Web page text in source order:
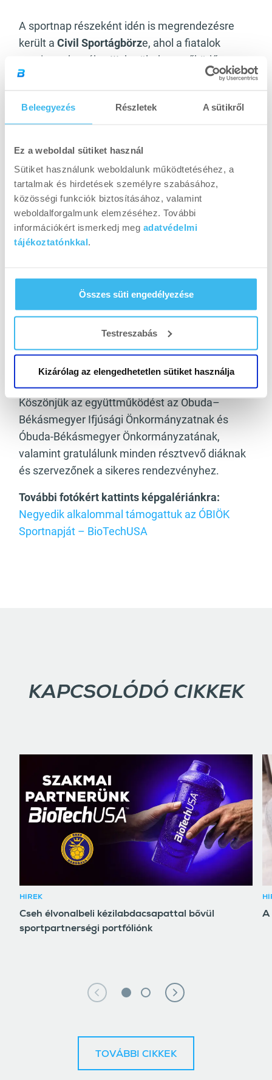
Beleegyezés Részletek A sütikről
Ez a weboldal sütiket használ
Sütiket használunk weboldalunk működtetéséhez, a
tartalmak és hirdetések személyre szabásához,
közösségi funkciók biztosításához, valamint
weboldalforgalmunk elemzéséhez. További
információkért ismerkedj meg adatvédelmi
tájékoztatónkkal.
Összes süti engedélyezése
Testreszabás
Kizárólag az elengedhetetlen sütiket használja
A sportnap részeként idén is megrendezésre
került a Civil Sportágbörze, ahol a fiatalok
megismerhették a III. kerületben működő sport-
és egészségmegőrző szervezetek
mozgásformákat próbálhattak ki. A
kezdeményezés fontos célja, hogy minél több
fiatal találja meg a számára megfelelő
életmódot folytasson.
Óbudán működő vállalatként kiemelten fontos
számunkra a helyi közösségek támogatása.
Hiszünk abban, hogy a rendszeres mozgás, az
fiatal generáció fejlődésében. Büszkék vagyunk
arra, hogy immár negyedik éve lehetünk
pozitív élményekkel, új motivációval és
közösségi tapasztalatokkal gazdagodjanak.
Köszönjük az együttműködést az Óbuda–
Békásmegyer Ifjúsági Önkormányzatnak és
Óbuda-Békásmegyer Önkormányzatának,
valamint gratulálunk minden résztvevő diáknak
és szervezőnek a sikeres rendezvényhez.
További fotókért kattints képgalériánkra:
Negyedik alkalommal támogattuk az ÓBIÖK
Sportnapját – BioTechUSA
KAPCSOLÓDÓ CIKKEK
HÍREK
Cseh élvonalbeli kézilabdacsapattal bővül
sportpartnerségi portfóliónk
A
TOVÁBBI CIKKEK